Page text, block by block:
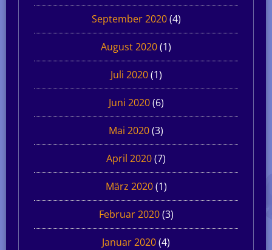
September 2020(4)
August 2020(1)
Juli 2020(1)
Juni 2020(6)
Mai 2020(3)
April 2020(7)
März 2020(1)
Februar 2020(3)
Januar 2020(4)